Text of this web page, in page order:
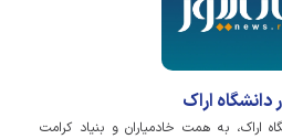
اراک
اراک، به همت خادمیاران و بنیاد کرامت